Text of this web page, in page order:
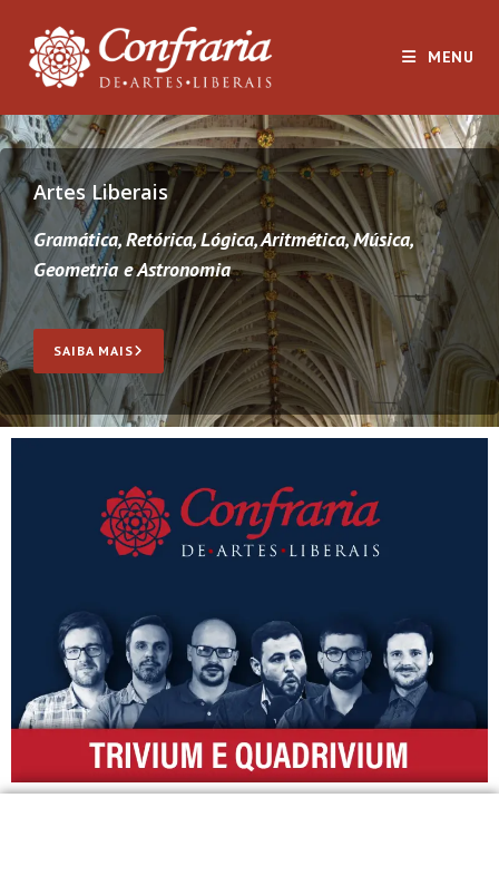
MENU
Artes Liberais
Gramática, Retórica, Lógica, Aritmética, Música,
Geometria e Astronomia
SAIBA MAIS